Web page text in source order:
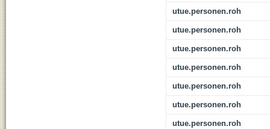
utue.personen.roh
utue.personen.roh
utue.personen.roh
utue.personen.roh
utue.personen.roh
utue.personen.roh
utue.personen.roh